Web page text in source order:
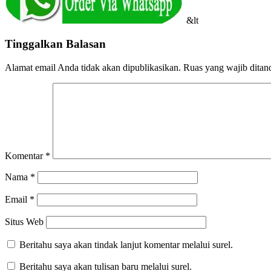
&lt
Tinggalkan Balasan
Alamat email Anda tidak akan dipublikasikan. Ruas yang wajib
Komentar *
Nama *
Email *
Situs Web
Beritahu saya akan tindak lanjut komentar melalui surel.
Beritahu saya akan tulisan baru melalui surel.